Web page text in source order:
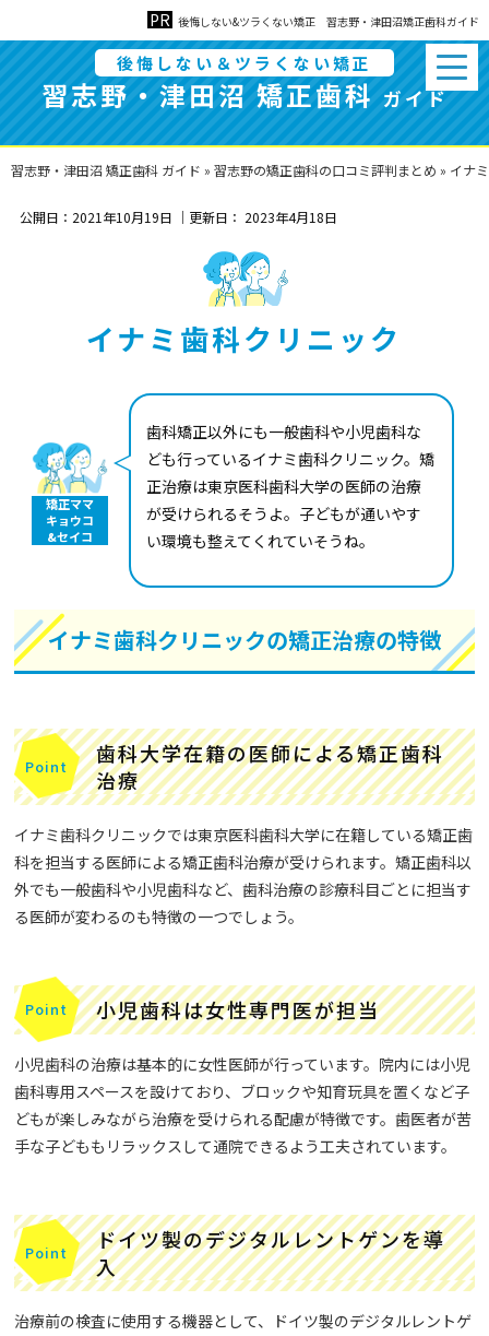
後悔しない&ツラくない矯正 習志野・津田沼矯正歯科ガイド
後悔しない＆ツラくない矯正
習志野・津田沼 矯正歯科ガイド
習志野・津田沼 矯正歯科 ガイド » 習志野の矯正歯科の口コミ評判まとめ » イナ
公開日： 2021年10月19日 ｜更新日： 2023年4月18日
イナミ歯科クリニック
矯正ママ
キョウコ
&セイコ
歯科矯正以外にも一般歯科や小児歯科な
ども行っているイナミ歯科クリニック。矯
正治療は東京医科歯科大学の医師の治療
が受けられるそうよ。子どもが通いやす
い環境も整えてくれていそうね。
イナミ歯科クリニックの矯正治療の特徴
歯科大学在籍の医師による矯正歯科
治療
イナミ歯科クリニックでは東京医科歯科大学に在籍している矯正歯
科を担当する医師による矯正歯科治療が受けられます。矯正歯科以
外でも一般歯科や小児歯科など、歯科治療の診療科目ごとに担当す
る医師が変わるのも特徴の一つでしょう。
小児歯科は女性専門医が担当
小児歯科の治療は基本的に女性医師が行っています。院内には小児
歯科専用スペースを設けており、ブロックや知育玩具を置くなど子
どもが楽しみながら治療を受けられる配慮が特徴です。歯医者が苦
手な子どももリラックスして通院できるよう工夫されています。
ドイツ製のデジタルレントゲンを導
入
治療前の検査に使用する機器として、ドイツ製のデジタルレントゲ